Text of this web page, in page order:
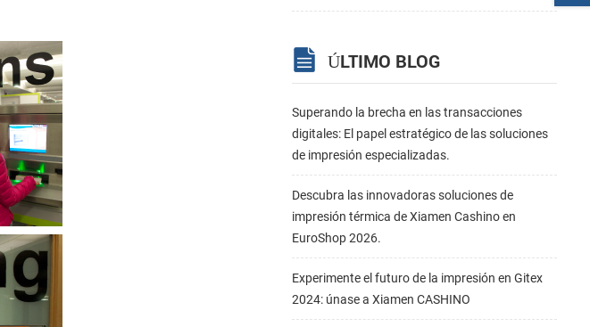
ÚLTIMO BLOG
Superando la brecha en las transacciones
digitales: El papel estratégico de las soluciones
de impresión especializadas.
Descubra las innovadoras soluciones de
impresión térmica de Xiamen Cashino en
EuroShop 2026.
Experimente el futuro de la impresión en Gitex
2024: únase a Xiamen CASHINO